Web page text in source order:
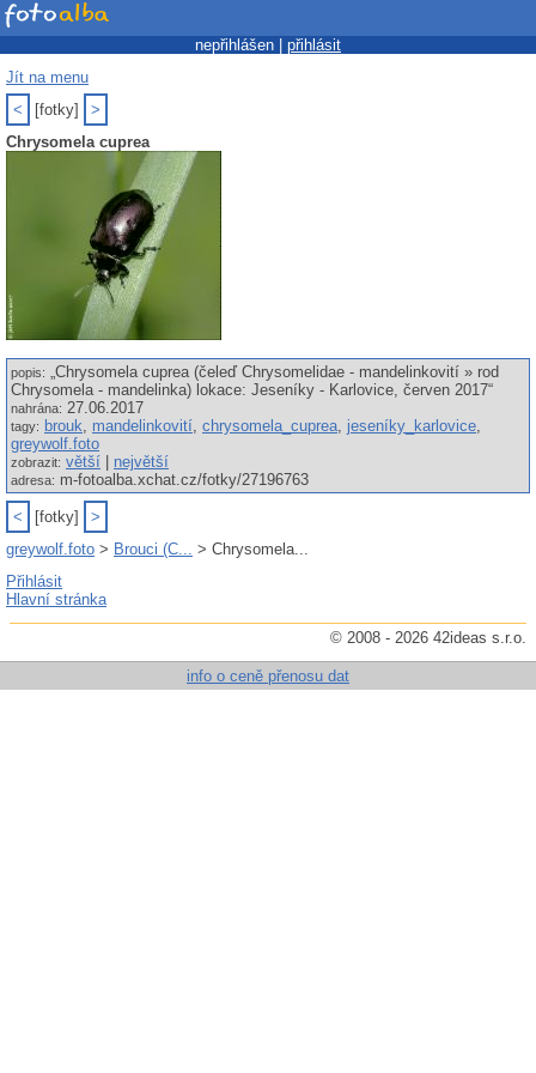
nepřihlášen | přihlásit
Jít na menu
<
[fotky]
>
Chrysomela cuprea
popis: „Chrysomela cuprea (čeleď Chrysomelidae - mandelinkovití » rod
Chrysomela - mandelinka) lokace: Jeseníky - Karlovice, červen 2017“
nahrána: 27.06.2017
tagy: brouk, mandelinkovití, chrysomela_cuprea, jeseníky_karlovice,
greywolf.foto
zobrazit: větší největší
adresa: m-fotoalba.xchat.cz/fotky/27196763
< [fotky]
>
greywolf.foto > Brouci (C... > Chrysomela...
Přihlásit
Hlavní stránka
© 2008 - 2026 42ideas s.r.o.
info o ceně přenosu dat